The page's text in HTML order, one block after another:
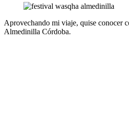
Aprovechando mi viaje, quise conocer
Almedinilla Córdoba.